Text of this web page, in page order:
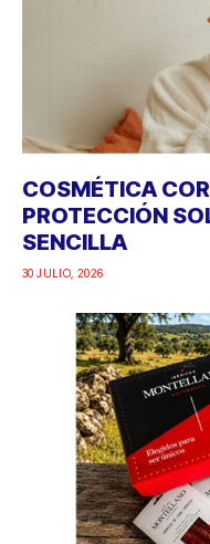
COSMÉTICA
PROTECCIÓN
SENCILLA
30 JULIO, 2026